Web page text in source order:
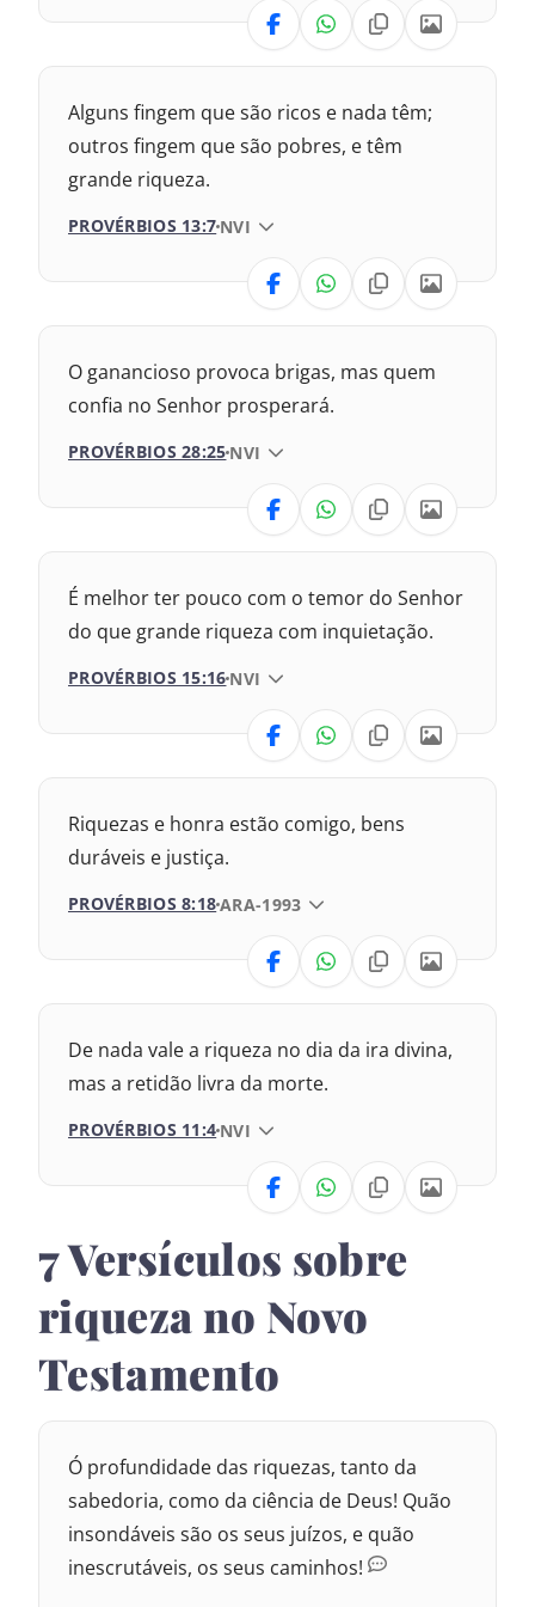
1969 – Almeida Revisada e Corrigida
VERSÃO
Nova Versão Internacional
2017 – Nova Almeida Atualizada
1969 – Almeida Revisada e Corrigida
1993 – Almeida Revisada e Atualizada
Alguns fingem que são ricos e nada têm;
outros fingem que são pobres, e têm
grande riqueza.
PROVÉRBIOS 13:7 VERSÃO DA BÍBLIA
NVI
VERSÃO
2017 – Nova Almeida Atualizada
2009 – Almeida Revisada e Corrigida
1969 – Almeida Revisada e Corrigida
O ganancioso provoca brigas, mas quem
confia no Senhor prosperará.
PROVÉRBIOS 28:25 VERSÃO DA BÍBLIA
NVI
VERSÃO
2017 – Nova Almeida Atualizada
2009 – Almeida Revisada e Corrigida
1969 – Almeida Revisada e Corrigida
É melhor ter pouco com o temor do Senhor
do que grande riqueza com inquietação.
PROVÉRBIOS 15:16 VERSÃO DA BÍBLIA
NVI
VERSÃO
2017 – Nova Almeida Atualizada
2009 – Almeida Revisada e Corrigida
1969 – Almeida Revisada e Corrigida
Riquezas e honra estão comigo, bens
duráveis e justiça.
PROVÉRBIOS 8:18 VERSÃO DA BÍBLIA
ARA-1993
VERSÃO
Nova Versão Internacional
2017 – Nova Almeida Atualizada
2009 – Almeida Revisada e Corrigida
1969 – Almeida Revisada e Corrigida
De nada vale a riqueza no dia da ira divina,
mas a retidão livra da morte.
PROVÉRBIOS 11:4 VERSÃO DA BÍBLIA
NVI
VERSÃO
Nova Versão Transformadora
2017 – Nova Almeida Atualizada
2009 – Almeida Revisada e Corrigida
1969 – Almeida Revisada e Corrigida
1993 – Almeida Revisada e Atualizada
7 Versículos sobre
riqueza no Novo
Testamento
Ó profundidade das riquezas, tanto da
sabedoria, como da ciência de Deus! Quão
insondáveis são os seus juízos, e quão
inescrutáveis, os seus caminhos!